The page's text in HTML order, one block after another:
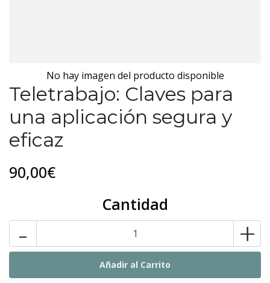
No hay imagen del producto disponible
Teletrabajo: Claves para
una aplicación segura y
eficaz
90,00€
Cantidad
- +